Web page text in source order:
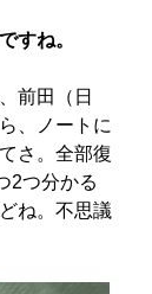
すね。
前田（日
、ノートに
さ。全部復
2つ分かる
ね。不思議